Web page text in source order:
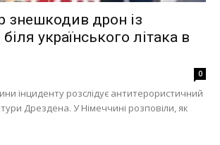
знешкодив дрон із
українського літака в
0
інциденту розслідує антитерористичний
Дрездена. У Німеччині розповіли, як